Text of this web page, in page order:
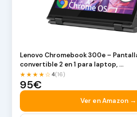
Lenovo Chromebook 300e –
convertible 2 en 1 para laptop, …
★★★★☆ 4(16)
95€
Ver en Amazon →